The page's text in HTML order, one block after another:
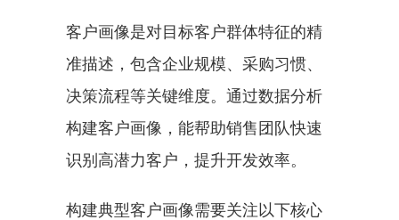
客户画像是对目标客户群体特征的精
准描述，包含企业规模、采购习惯、
决策流程等关键维度。通过数据分析
构建客户画像，能帮助销售团队快速
识别高潜力客户，提升开发效率。
构建典型客户画像需要关注以下核心